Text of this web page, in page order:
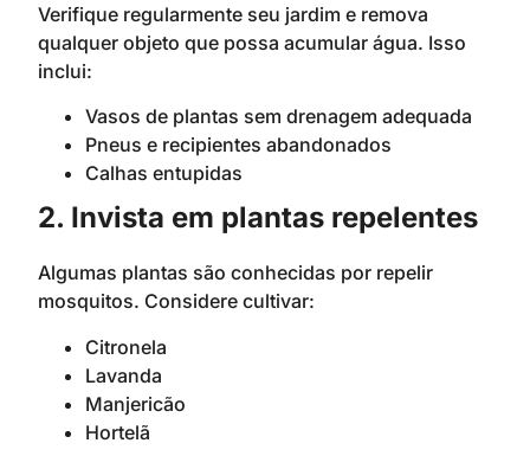
Verifique regularmente seu jardim e remova
qualquer objeto que possa acumular água. Isso
inclui:
Vasos de plantas sem drenagem adequada
Pneus e recipientes abandonados
Calhas entupidas
2. Invista em plantas repelentes
Algumas plantas são conhecidas por repelir
mosquitos. Considere cultivar:
Citronela
Lavanda
Manjericão
Hortelã